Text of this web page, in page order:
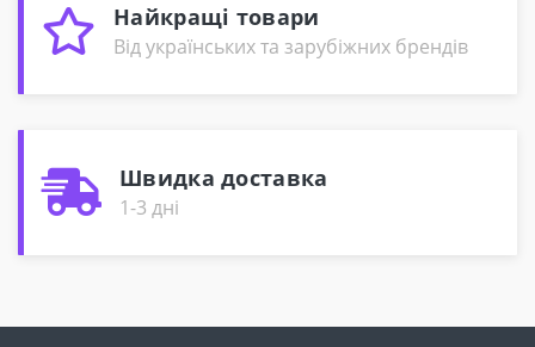
Найкращі товари
Від українських та зарубіжних брендів
Швидка доставка
1-3 дні